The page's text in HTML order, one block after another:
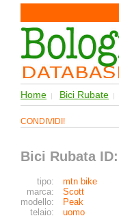
Home | Bici Rubate |
CONDIVIDI!
Bici Rubata ID:
tipo: mtn bike
marca:
Scott
modello:
Peak
telaio:
uomo